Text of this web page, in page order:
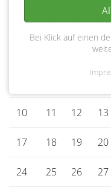
Montag
Dienstag
Mi Do
10 11 12 13
17 18 19 20
24 25 26 27
Bei Klick auf einen